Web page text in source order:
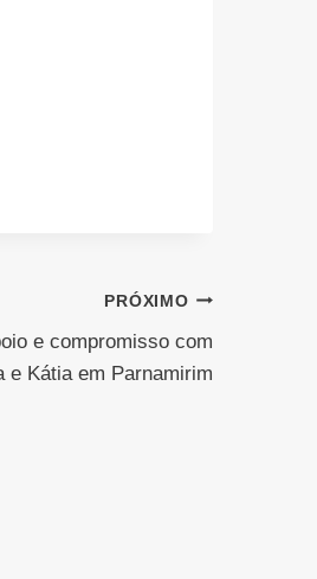
PRÓXIMO
e compromisso com
e Kátia em Parnamirim